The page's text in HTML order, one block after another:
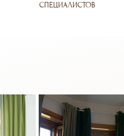
СПЕЦИАЛИСТОВ